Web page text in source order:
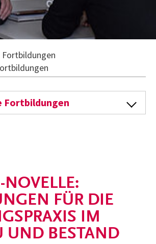
Fortbildungen
Fortbildungen
FÜR DIE
IM
UND BESTAND